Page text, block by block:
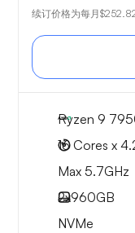
续订价格为每月
Ryzen 9
16 Cores x
Max 5.7GHz
2x960GB
NVMe